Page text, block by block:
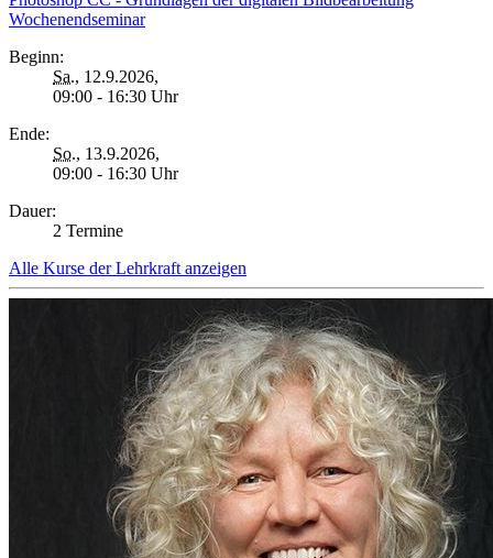
Wochenendseminar
Beginn:
Sa., 12.9.2026,
09:00 - 16:30 Uhr
Ende:
So., 13.9.2026,
09:00 - 16:30 Uhr
Dauer:
2 Termine
Alle Kurse der Lehrkraft anzeigen